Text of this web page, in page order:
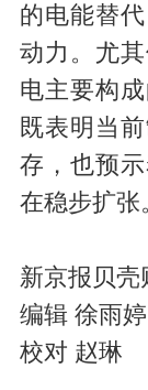
的电能替
动力。尤
电主要构
既表明当
存，也预
在稳步扩张
新京报贝壳
编辑 徐雨婷
校对 赵琳